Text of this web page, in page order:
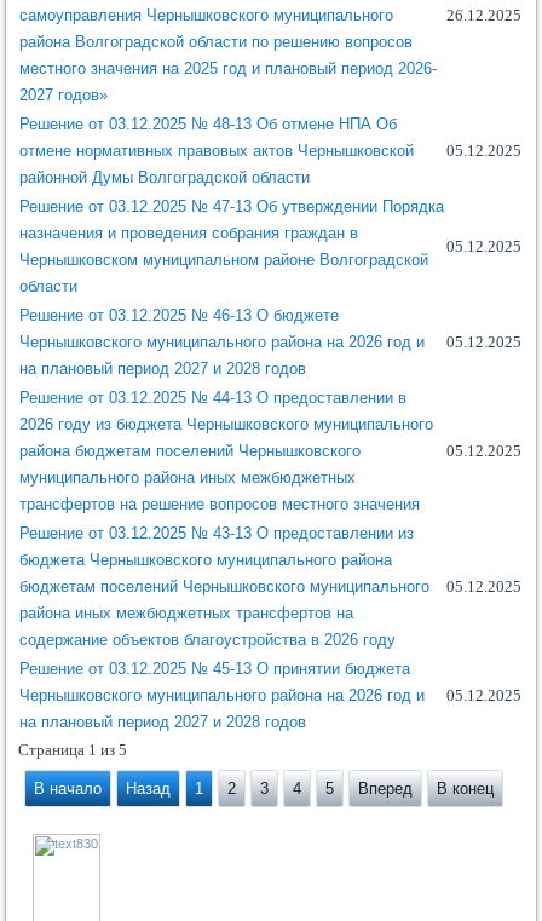
самоуправления Чернышковского муниципального
района Волгоградской области по решению вопросов
местного значения на 2025 год и плановый период 2026-
2027 годов»
26.12.2025
Решение от 03.12.2025 № 48-13 Об отмене НПА Об
отмене нормативных правовых актов Чернышковской
районной Думы Волгоградской области
05.12.2025
Решение от 03.12.2025 № 47-13 Об утверждении Порядка
назначения и проведения собрания граждан в
Чернышковском муниципальном районе Волгоградской
области
05.12.2025
Решение от 03.12.2025 № 46-13 О бюджете
Чернышковского муниципального района на 2026 год и
на плановый период 2027 и 2028 годов
05.12.2025
Решение от 03.12.2025 № 44-13 О предоставлении в
2026 году из бюджета Чернышковского муниципального
района бюджетам поселений Чернышковского
муниципального района иных межбюджетных
трансфертов на решение вопросов местного значения
05.12.2025
Решение от 03.12.2025 № 43-13 О предоставлении из
бюджета Чернышковского муниципального района
бюджетам поселений Чернышковского муниципального
района иных межбюджетных трансфертов на
содержание объектов благоустройства в 2026 году
05.12.2025
Решение от 03.12.2025 № 45-13 О принятии бюджета
Чернышковского муниципального района на 2026 год и
на плановый период 2027 и 2028 годов
05.12.2025
Страница 1 из 5
В начало Назад 1 2 3 4 5 Вперед В конец